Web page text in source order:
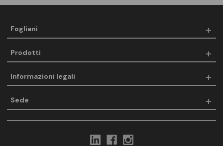
Fogliani
Prodotti
Informazioni legali
Sede